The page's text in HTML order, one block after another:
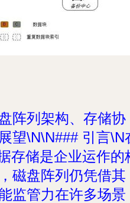
阵列架构、存储协
望\N\N### 引言\N
存储是企业运作的
磁盘阵列仍凭借其
监管力在许多场景